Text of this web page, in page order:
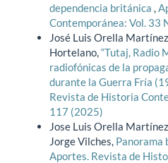
dependencia británica
Contemporánea: Vol. 33
José Luis Orella
Hortelano, “Tutaj, Radio
radiofónicas de la
durante la Guerra Fría
Revista de Historia
117 (2025)
Jose Luis Orella
Jorge Vilches,
Aportes. Revista de